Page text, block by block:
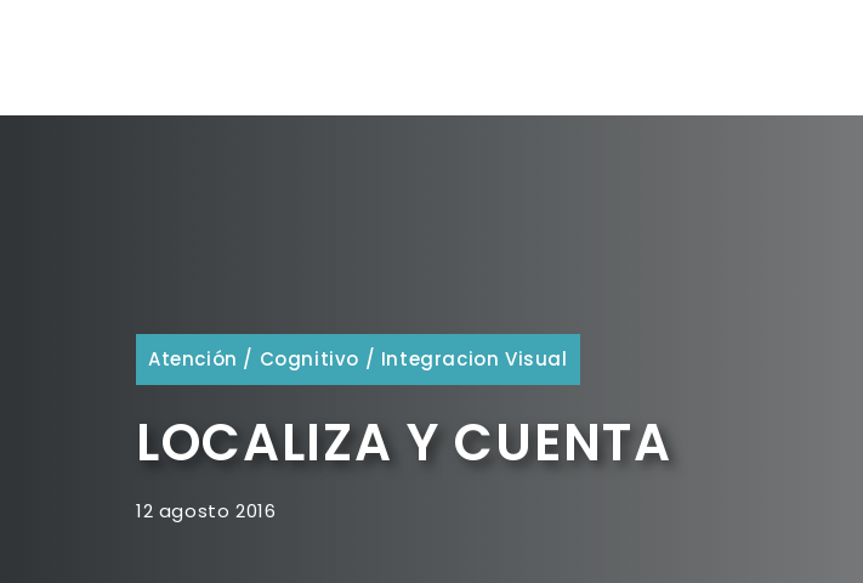
Atención / Cognitivo / Integracion Visual
LOCALIZA Y CUENTA
12 agosto 2016